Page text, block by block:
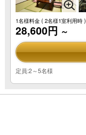
1名様料金( 2名様1室利用時 )
28,600円 ～
定員:2～5名様